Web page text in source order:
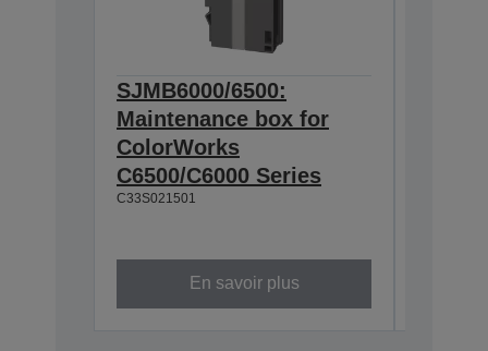
SJMB6000/6500:
Maintenance box for
ColorWorks
C6500/C6000 Series
C33S021501
En savoir plus